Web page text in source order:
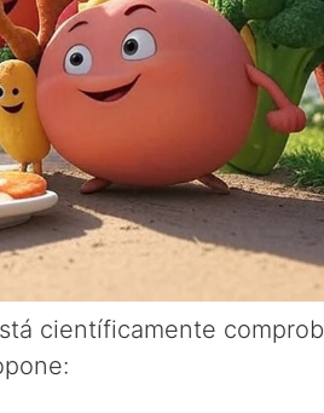
científicamente